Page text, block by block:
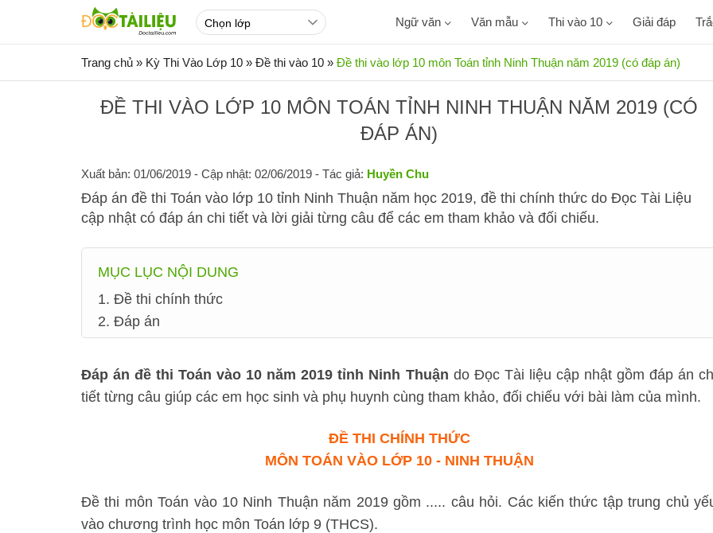
Ngữ văn Văn mẫu Thi vào 10 Giải đáp
Trang chủ » Kỳ Thi Vào Lớp 10 » Đề thi vào 10 » Đề thi vào lớp 10 môn Toán tỉnh Ninh Thuận năm 2019 (có đáp án)
ĐỀ THI VÀO LỚP 10 MÔN TOÁN TỈNH NINH THUẬN NĂM 2019 (CÓ
ĐÁP ÁN)
Xuất bản: 01/06/2019 - Cập nhật: 02/06/2019 - Tác giả: Huyền Chu
Đáp án đề thi Toán vào lớp 10 tỉnh Ninh Thuận năm học 2019, đề thi chính thức do Đọc Tài Liệu
cập nhật có đáp án chi tiết và lời giải từng câu để các em tham khảo và đối chiếu.
MỤC LỤC NỘI DUNG
1. Đề thi chính thức
2. Đáp án
Đáp án đề thi Toán vào 10 năm 2019 tỉnh Ninh Thuận do Đọc Tài liệu cập nhật gồm đáp án
tiết từng câu giúp các em học sinh và phụ huynh cùng tham khảo, đối chiếu với bài làm của mình.
ĐỀ THI CHÍNH THỨC
MÔN TOÁN VÀO LỚP 10 - NINH THUẬN
Đề thi môn Toán vào 10 Ninh Thuận năm 2019 gồm ..... câu hỏi. Các kiến thức tập trung chủ
vào chương trình học môn Toán lớp 9 (THCS).